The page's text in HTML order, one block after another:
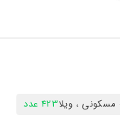
مسکونی ، ویلا423 عدد